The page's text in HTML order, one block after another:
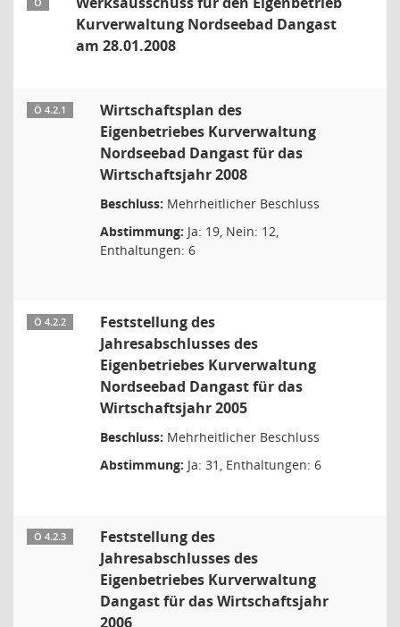
Ö
Kurverwaltung Nordseebad Dangast
am 28.01.2008
Ö 4.2.1
Wirtschaftsplan des
Eigenbetriebes Kurverwaltung
Nordseebad Dangast für das
Wirtschaftsjahr 2008
Beschluss: Mehrheitlicher Beschluss
Abstimmung: Ja: 19, Nein: 12,
Enthaltungen: 6
Ö 4.2.2
Feststellung des
Jahresabschlusses des
Eigenbetriebes Kurverwaltung
Nordseebad Dangast für das
Wirtschaftsjahr 2005
Beschluss: Mehrheitlicher Beschluss
Abstimmung: Ja: 31, Enthaltungen: 6
Ö 4.2.3
Feststellung des
Jahresabschlusses des
Eigenbetriebes Kurverwaltung
Dangast für das Wirtschaftsjahr
2006